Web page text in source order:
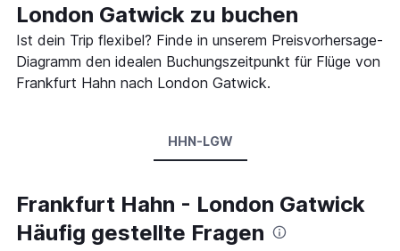
London Gatwick zu buchen
Ist dein Trip flexibel? Finde in unserem Preisvorhersage-
Diagramm den idealen Buchungszeitpunkt für Flüge von
Frankfurt Hahn nach London Gatwick.
HHN-LGW
Frankfurt Hahn - London Gatwick
Häufig gestellte Fragen